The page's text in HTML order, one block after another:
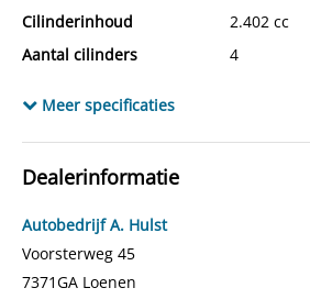
Cilinderinhoud
2.402 cc
Aantal cilinders
4
Motorrijtuigenbelasting
Modeldatum vanaf
Modeldatum tot
Emissieklasse
Laksoort
Meer specificaties
Dealerinformatie
Autobedrijf A. Hulst
Voorsterweg 45
7371GA Loenen